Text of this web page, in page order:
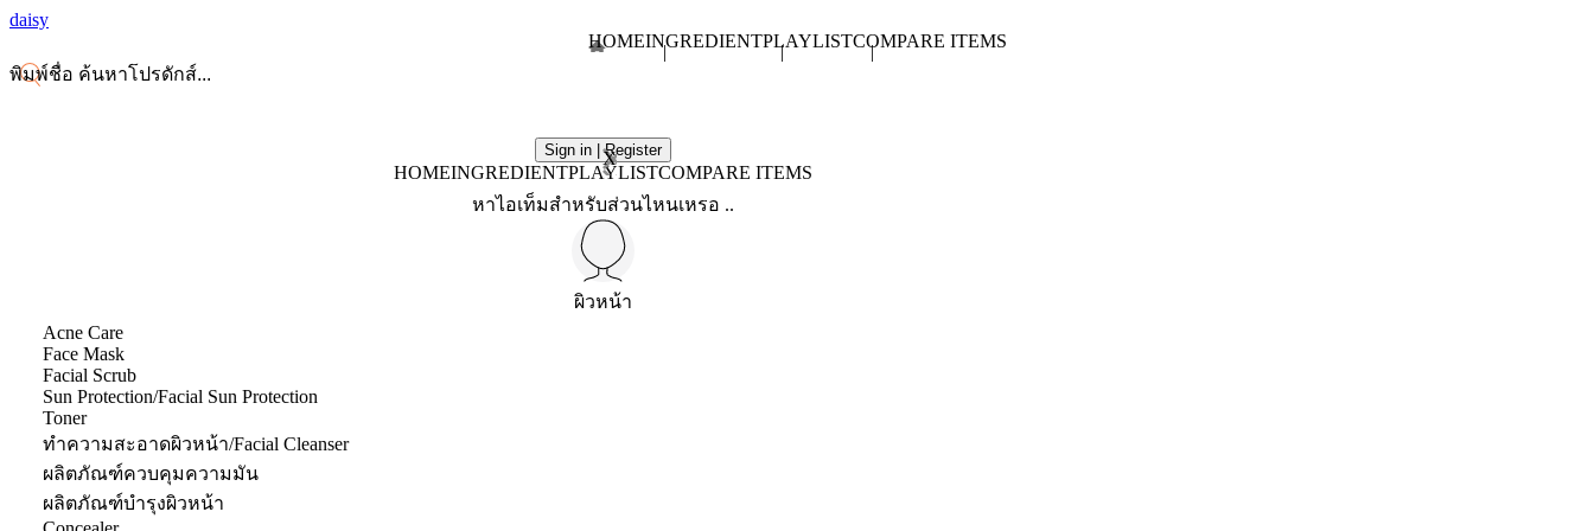
daisy
HOMEINGREDIENTPLAYLISTCOMPARE ITEMS
Sign in | Register
X
HOMEINGREDIENTPLAYLISTCOMPARE ITEMS
หาไอเท็มสำหรับส่วนไหนเหรอ ..
ผิวหน้า
Acne Care
Face Mask
Facial Scrub
Sun Protection/Facial Sun Protection
Toner
ทำความสะอาดผิวหน้า/Facial Cleanser
ผลิตภัณฑ์ควบคุมความมัน
ผลิตภัณฑ์บำรุงผิวหน้า